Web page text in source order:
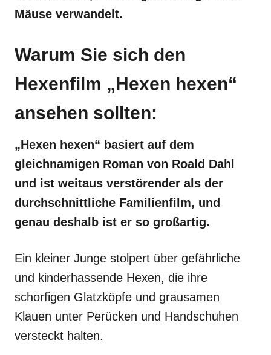
Mäuse verwandelt.
Warum Sie sich den
Hexenfilm „Hexen hexen“
ansehen sollten:
„Hexen hexen“ basiert auf dem
gleichnamigen Roman von Roald Dahl
und ist weitaus verstörender als der
durchschnittliche Familienfilm, und
genau deshalb ist er so großartig.
Ein kleiner Junge stolpert über gefährliche
und kinderhassende Hexen, die ihre
schorfigen Glatzköpfe und grausamen
Klauen unter Perücken und Handschuhen
versteckt halten.